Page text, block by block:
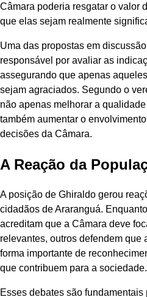
Câmara poderia resgatar o valor
que elas sejam realmente
Uma das propostas em
responsável por avaliar as
assegurando que apenas
sejam agraciados. Segundo o
não apenas melhorar a
também aumentar o
decisões da Câmara.
A Reação da
A posição de Ghiraldo gerou
cidadãos de Araranguá.
acreditam que a Câmara deve
relevantes, outros defendem que
forma importante de
que contribuem para a sociedade.
Esses debates são